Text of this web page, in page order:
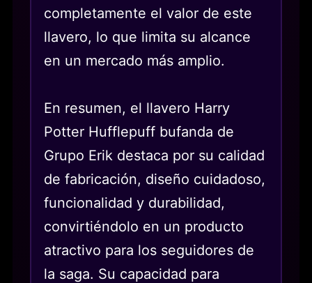
completamente el valor de este
llavero, lo que limita su alcance
en un mercado más amplio.
En resumen, el llavero Harry
Potter Hufflepuff bufanda de
Grupo Erik destaca por su calidad
de fabricación, diseño cuidadoso,
funcionalidad y durabilidad,
convirtiéndolo en un producto
atractivo para los seguidores de
la saga. Su capacidad para